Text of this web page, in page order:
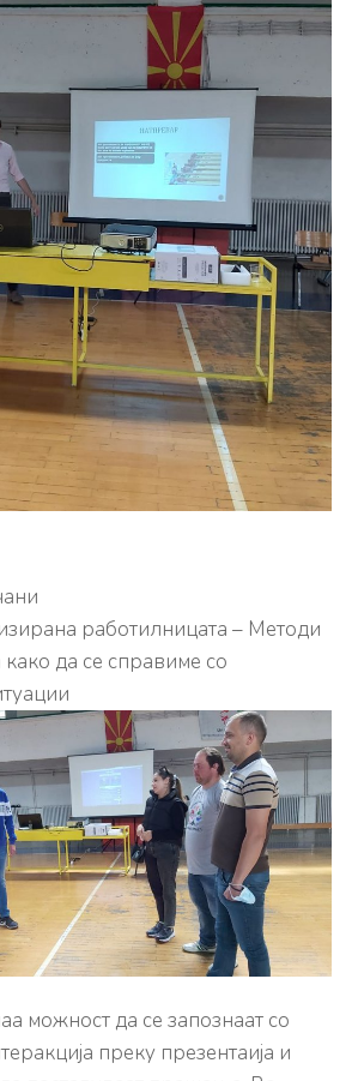
работилницата – Методи
како да се справиме со
можност да се запознаат со
преку презентаија и